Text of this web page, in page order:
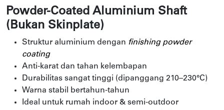
Powder-Coated Aluminium Shaft
(Bukan Skinplate)
Struktur aluminium dengan finishing powder
coating
Anti-karat dan tahan kelembapan
Durabilitas sangat tinggi (dipanggang 210–230°C)
Warna stabil bertahun-tahun
Ideal untuk rumah indoor & semi-outdoor